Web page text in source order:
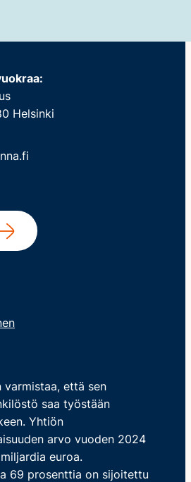
Helsinki
varmistaa, että sen
saa työstään
Yhtiön
arvo vuoden 2024
euroa.
69 prosenttia on sijoitettu